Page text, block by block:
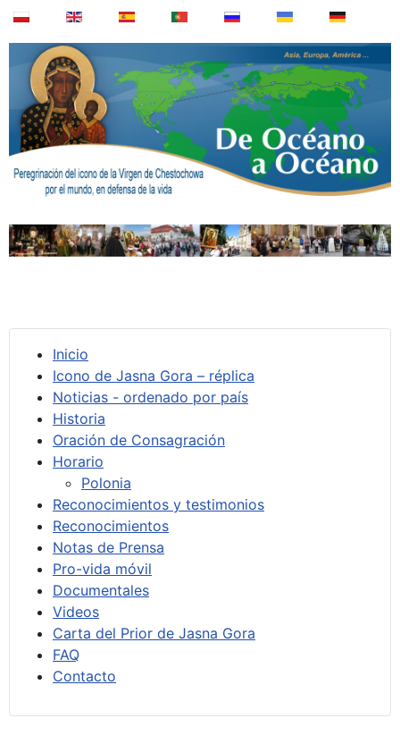
Inicio
Icono de Jasna Gora – réplica
Noticias - ordenado por país
Historia
Oración de Consagración
Horario
Polonia
Reconocimientos y testimonios
Reconocimientos
Notas de Prensa
Pro-vida móvil
Documentales
Videos
Carta del Prior de Jasna Gora
FAQ
Contacto